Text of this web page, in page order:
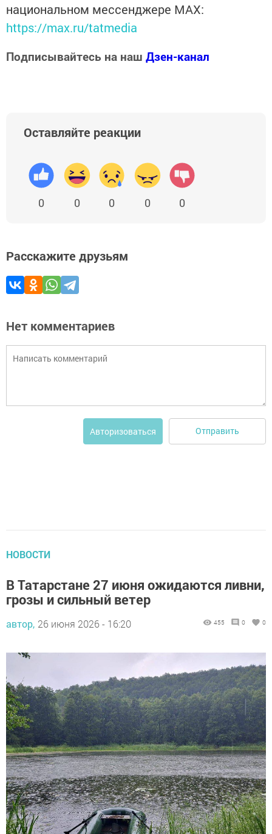
национальном мессенджере MАХ:
https://max.ru/tatmedia
Подписывайтесь на наш Дзен-канал
Оставляйте реакции
0 0 0 0 0
Расскажите друзьям
Нет комментариев
Авторизоваться Отправить
НОВОСТИ
В Татарстане 27 июня ожидаются ливни,
грозы и сильный ветер
автор, 26 июня 2026 - 16:20 455 0 0